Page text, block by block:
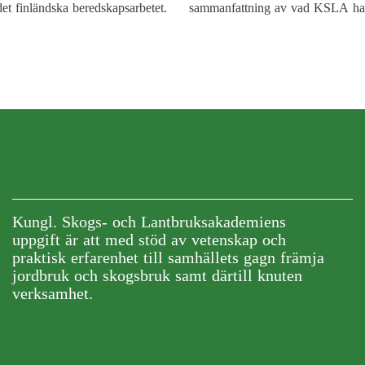
finländska beredskapsarbetet.
sammanfattning av vad KSLA
Kungl. Skogs- och Lantbruksakademiens
uppgift är att med stöd av vetenskap och
praktisk erfarenhet till samhällets gagn främja
jordbruk och skogsbruk samt därtill knuten
verksamhet.